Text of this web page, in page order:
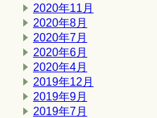
2020年11月
2020年8月
2020年7月
2020年6月
2020年4月
2019年12月
2019年9月
2019年7月